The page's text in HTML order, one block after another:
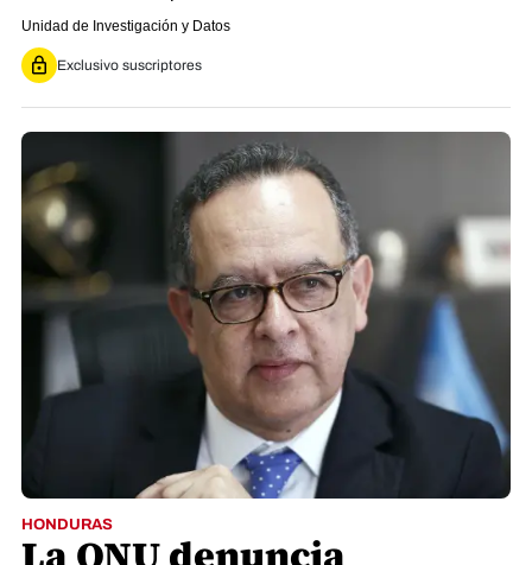
Unidad de Investigación y Datos
Exclusivo suscriptores
HONDURAS